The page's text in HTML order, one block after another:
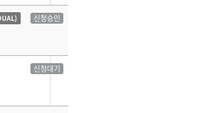
신청승인
신청대기